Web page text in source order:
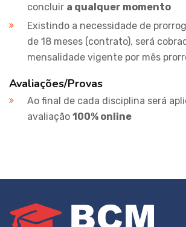
concluir a qualquer momento
Existindo a necessidade de
de 18 meses (contrato), será
mensalidade vigente por mês
Avaliações/Provas
Ao final de cada disciplina será
avaliação 100% online